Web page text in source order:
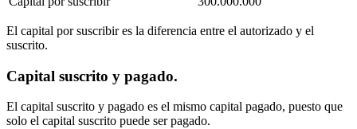
El capital por suscribir es la diferencia entre el autorizado y el
suscrito.
Capital suscrito y pagado.
El capital suscrito y pagado es el mismo capital pagado, puesto que
solo el capital suscrito puede ser pagado.